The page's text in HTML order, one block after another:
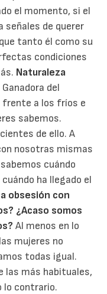
el momento, si el
señales de querer
tanto él como su
condiciones
Naturaleza
Ganadora del
frente a los fríos e
sabemos.
de ello. A
nosotras mismas
cuándo
ha llegado el
obsesión con
¿Acaso somos
Al menos en lo
mujeres no
todas igual.
las más habituales,
lo contrario.